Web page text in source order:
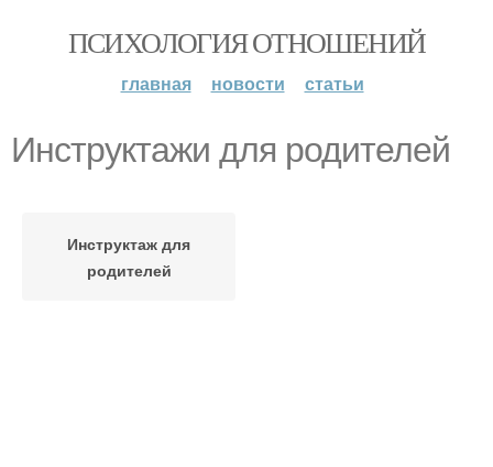
ПСИХОЛОГИЯ ОТНОШЕНИЙ
главная новости статьи
Инструктажи для родителей
Инструктаж для
родителей